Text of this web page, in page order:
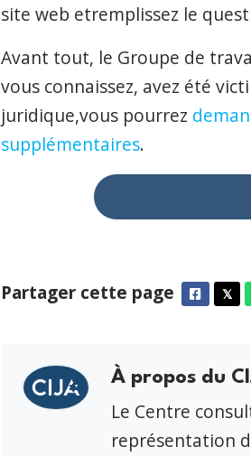
site web etremplissez le
Avant tout, le Groupe de
vous connaissez, avez été
juridique,vous pourrez
supplémentaires.
Partager cette page 𝕏
À propos du
Le Centre
représentation